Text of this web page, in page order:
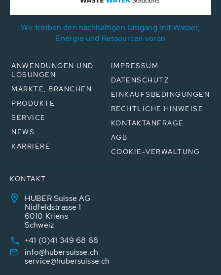
Wir treiben den nachhaltigen Umgang mit Wasser,
Energie und Ressourcen voran
ANWENDUNGEN UND
LÖSUNGEN
MÄRKTE, BRANCHEN
PRODUKTE
SERVICE
NEWS
KARRIERE
IMPRESSUM
DATENSCHUTZ
EINKAUFSBEDINGUNGEN
RECHTLICHE HINWEISE
KONTAKTANFRAGE
AGB
COOKIE-VERWALTUNG
KONTAKT
HUBER Suisse AG
Nidfeldstrasse 1
6010 Kriens
Schweiz
+41 (0)41 349 68 68
info@hubersuisse.ch
service@hubersuisse.ch